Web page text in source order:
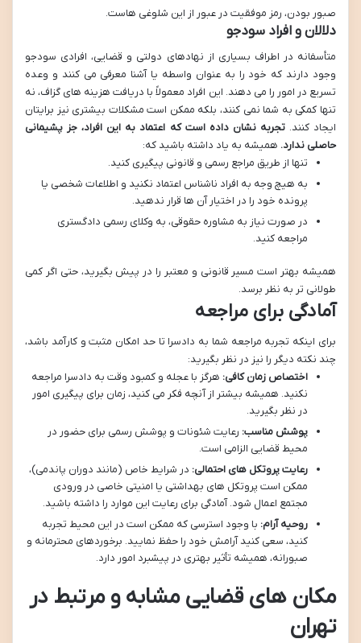
صبور بودن، رمز موفقیت در عبور از این شلوغی هاست.
دلالان و افراد سودجو
متأسفانه در اطراف بسیاری از نهادهای دولتی و قضایی، افرادی سودجو
وجود دارند که خود را به عنوان واسطه یا آشنا معرفی می کنند و وعده
تسریع در امور را می دهند. این افراد معمولاً با دریافت هزینه های گزاف، نه
تنها کمکی به شما نمی کنند، بلکه ممکن است مشکلات بیشتری نیز برایتان
ایجاد کنند.تجربه نشان داده است که اعتماد به این افراد، جز پشیمانی
حاصلی ندارد. همیشه به یاد داشته باشید که:
تنها از طریق مراجع رسمی و قانونی پیگیری کنید.
به هیچ وجه به افراد ناشناس اعتماد نکنید و اطلاعات شخصی یا
پرونده خود را در اختیار آن ها قرار ندهید.
در صورت نیاز به مشاوره حقوقی، به وکلای رسمی دادگستری
مراجعه کنید.
همیشه بهتر است مسیر قانونی و معتبر را در پیش بگیرید، حتی اگر کمی
طولانی تر به نظر برسد.
آمادگی برای مراجعه
برای اینکه تجربه مراجعه شما به دادسرا تا حد امکان مثبت و کارآمد باشد،
چند نکته دیگر را نیز در نظر بگیرید:
اختصاص زمان کافی: هرگز با عجله و کمبود وقت به دادسرا مراجعه
نکنید. همیشه بیشتر از آنچه فکر می کنید، زمان برای پیگیری امور
در نظر بگیرید.
پوشش مناسب: رعایت شئونات و پوشش رسمی برای حضور در
محیط قضایی الزامی است.
رعایت پروتکل های احتمالی: در شرایط خاص (مانند دوران پاندمی)،
ممکن است پروتکل های بهداشتی یا امنیتی خاصی در ورودی
مجتمع اعمال شود. آمادگی برای رعایت این موارد را داشته باشید.
روحیه آرام: با وجود استرسی که ممکن است در این محیط تجربه
کنید، سعی کنید آرامش خود را حفظ نمایید. برخوردهای محترمانه و
صبورانه، همیشه تأثیر بهتری در پیشبرد امور دارد.
مکان های قضایی مشابه و مرتبط در
تهران